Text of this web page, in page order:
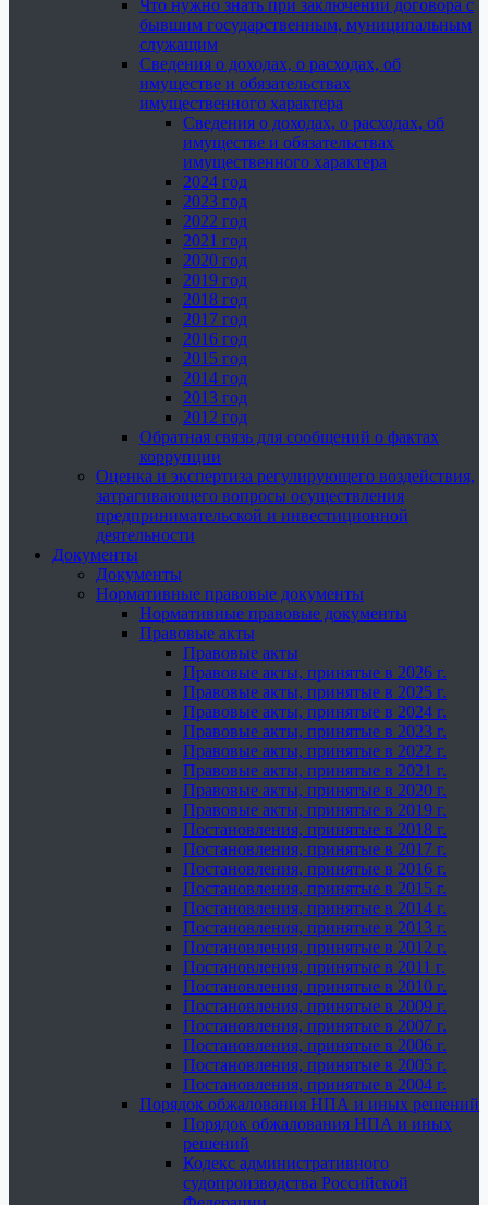
Что нужно знать при заключении договора с
бывшим государственным, муниципальным
служащим
Сведения о доходах, о расходах, об
имуществе и обязательствах
имущественного характера
Сведения о доходах, о расходах, об
имуществе и обязательствах
имущественного характера
2024 год
2023 год
2022 год
2021 год
2020 год
2019 год
2018 год
2017 год
2016 год
2015 год
2014 год
2013 год
2012 год
Обратная связь для сообщений о фактах
коррупции
Оценка и экспертиза регулирующего воздействия,
затрагивающего вопросы осуществления
предпринимательской и инвестиционной
деятельности
Документы
Документы
Нормативные правовые документы
Нормативные правовые документы
Правовые акты
Правовые акты
Правовые акты, принятые в 2026 г.
Правовые акты, принятые в 2025 г.
Правовые акты, принятые в 2024 г.
Правовые акты, принятые в 2023 г.
Правовые акты, принятые в 2022 г.
Правовые акты, принятые в 2021 г.
Правовые акты, принятые в 2020 г.
Правовые акты, принятые в 2019 г.
Постановления, принятые в 2018 г.
Постановления, принятые в 2017 г.
Постановления, принятые в 2016 г.
Постановления, принятые в 2015 г.
Постановления, принятые в 2014 г.
Постановления, принятые в 2013 г.
Постановления, принятые в 2012 г.
Постановления, принятые в 2011 г.
Постановления, принятые в 2010 г.
Постановления, принятые в 2009 г.
Постановления, принятые в 2007 г.
Постановления, принятые в 2006 г.
Постановления, принятые в 2005 г.
Постановления, принятые в 2004 г.
Порядок обжалования НПА и иных решений
Порядок обжалования НПА и иных
решений
Кодекс административного
судопроизводства Российской